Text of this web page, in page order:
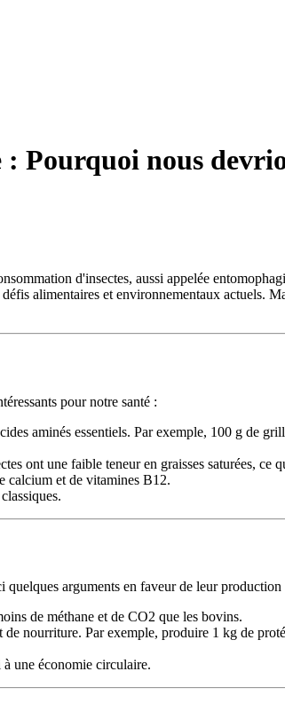
Pourquoi nous
d'insectes, aussi appelée
alimentaires et environnementaux actuels.
pour notre santé :
aminés essentiels. Par exemple, 100 g de
ont une faible teneur en graisses saturées, ce
calcium et de vitamines B12.
arguments en faveur de leur production
de méthane et de CO2 que les bovins.
de nourriture. Par exemple, produire 1 kg de
à une économie circulaire.